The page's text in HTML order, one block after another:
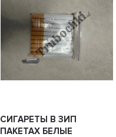
СИГАРЕТЫ В ЗИП
ПАКЕТАХ БЕЛЫЕ